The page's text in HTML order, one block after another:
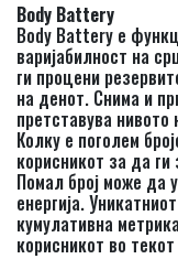
Body Battery
Body Battery е
варијабилност на
ги процени
на денот. Снима и
претставува нивото
Колку е поголем
корисникот за да
Помал број може да
енергија.
кумулативна
корисникот во